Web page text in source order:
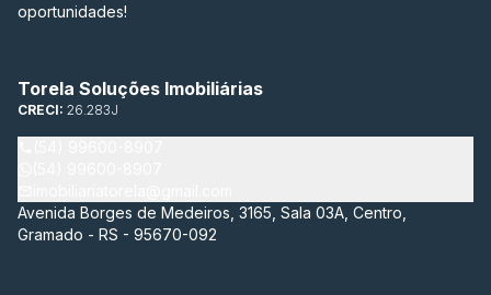
oportunidades!
Torela Soluções Imobiliárias
CRECI: 26.283J
Avenida Borges de Medeiros, 3165, Sala 03A, Centro,
Gramado - RS - 95670-092